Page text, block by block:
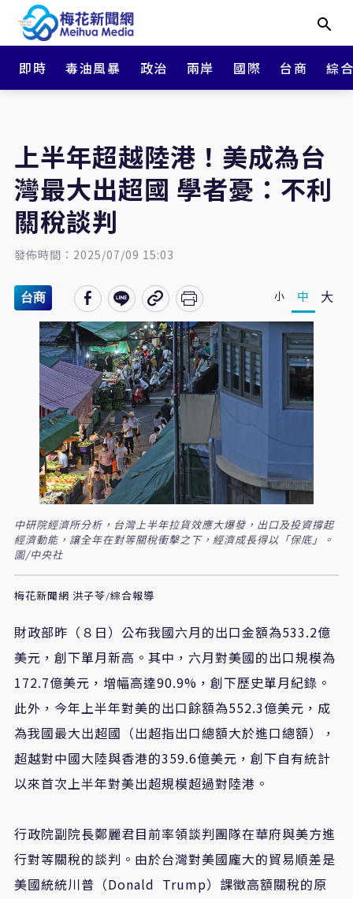
即時 毒油風暴 政治 兩岸 國際 台商 綜
上半年超越陸港！美成為台
灣最大出超國 學者憂：不利
關稅談判
發佈時間：2025/07/09 15:03
台商 小 中 大
中研院經濟所分析，台灣上半年拉貨效應大爆發，出口及投資撐起
經濟動能，讓全年在對等關稅衝擊之下，經濟成長得以「保底」。
圖/中央社
梅花新聞網 洪子苓/綜合報導
財政部昨（８日）公布我國六月的出口金額為533.2億
美元，創下單月新高。其中，六月對美國的出口規模為
172.7億美元，增幅高達90.9%，創下歷史單月紀錄。
此外，今年上半年對美的出口餘額為552.3億美元，成
為我國最大出超國（出超指出口總額大於進口總額），
超越對中國大陸與香港的359.6億美元，創下自有統計
以來首次上半年對美出超規模超過對陸港。
行政院副院長鄭麗君目前率領談判團隊在華府與美方進
行對等關稅的談判。由於台灣對美國龐大的貿易順差是
美國統統川普（Donald Trump）課徵高額關稅的原